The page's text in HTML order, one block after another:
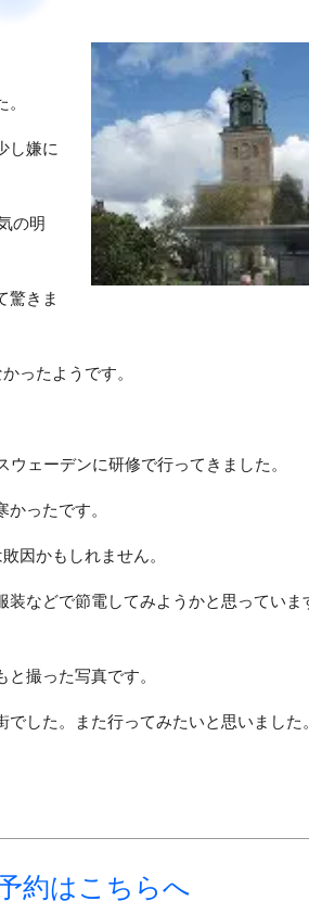
し嫌に
の明
驚きま
ったようです。
ェーデンに研修で行ってきました。
ったです。
因かもしれません。
などで節電してみようかと思っていま
撮った写真です。
した。また行ってみたいと思いました。
約はこちらへ